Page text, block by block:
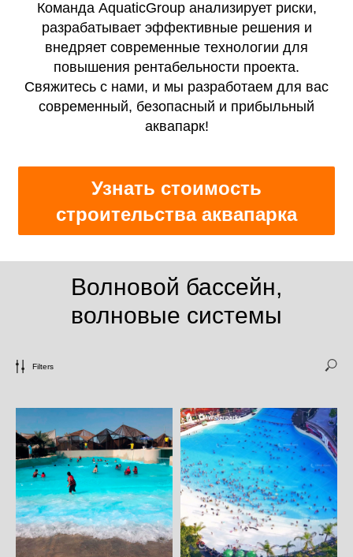
Команда AquaticGroup анализирует риски,
разрабатывает эффективные решения и
внедряет современные технологии для
повышения рентабельности проекта.
Свяжитесь с нами, и мы разработаем для вас
современный, безопасный и прибыльный
аквапарк!
Узнать стоимость
строительства аквапарка
Волновой бассейн,
волновые системы
Filters